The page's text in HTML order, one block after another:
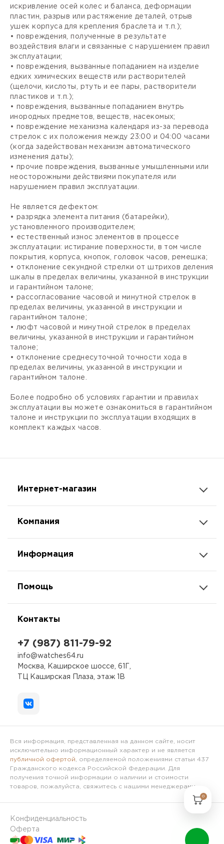
искривление осей колес и баланса, деформации
пластин, разрыв или растяжение деталей, отрыв
ушек корпуса для крепления браслета и т.п.);
• повреждения, полученные в результате
воздействия влаги и связанные с нарушением правил
эксплуатации;
• повреждения, вызванные попаданием на изделие
едких химических веществ или растворителей
(щелочи, кислоты, ртуть и ее пары, растворители
пластиков и т.п.);
• повреждения, вызванные попаданием внутрь
инородных предметов, веществ, насекомых;
• повреждение механизма календаря из-за перевода
стрелок с их положения между 23:00 и 04:00 часами
(когда задействован механизм автоматического
изменения даты);
• прочие повреждения, вызванные умышленными или
неосторожными действиями покупателя или
нарушением правил эксплуатации.
Не является дефектом:
• разрядка элемента питания (батарейки),
установленного производителем;
• естественный износ элементов в процессе
эксплуатации: истирание поверхности, в том числе
покрытия, корпуса, кнопок, головок часов, ремешка;
• отклонение секундной стрелки от штрихов деления
шкалы в пределах величины, указанной в инструкции
и гарантийном талоне;
• рассогласование часовой и минутной стрелок в
пределах величины, указанной в инструкции и
гарантийном талоне;
• люфт часовой и минутной стрелок в пределах
величины, указанной в инструкции и гарантийном
талоне;
• отклонение среднесуточной точности хода в
пределах величины, указанной в инструкции и
гарантийном талоне.
Более подробно об условиях гарантии и правилах
эксплуатации вы можете ознакомиться в гарантийном
талоне и инструкции по эксплуатации входящих в
комплект каждых часов.
Интернет-магазин
Компания
Информация
Помощь
Контакты
+7 (987) 811-79-92
info@watches64.ru
Москва, Каширское шоссе, 61Г,
ТЦ Каширская Плаза, этаж 1В
Вся информация, представленная на данном сайте, носит
исключительно информационный характер и не является
публичной офертой , определяемой положениями статьи 437
Гражданского кодекса Российской Федерации. Для
получения точной информации о наличии и стоимости
товаров, пожалуйста, свяжитесь с нашими менеджерами.
Конфиденциальность
Оферта
0